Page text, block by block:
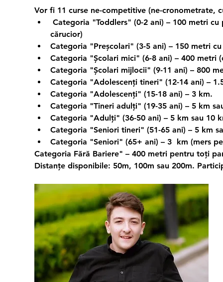
Vor fi 11 curse ne-competitive (ne-cronometrate,
Categoria "Toddlers" (0-2 ani) – 100 metri
cărucior)
Categoria "Preșcolari" (3-5 ani) – 150 metri
Categoria "Școlari mici" (6-8 ani) – 400
Categoria "Școlari mijlocii" (9-11 ani) – 800
Categoria "Adolescenți tineri" (12-14 ani) –
Categoria "Adolescenți" (15-18 ani) – 3 km.
Categoria "Tineri adulți" (19-35 ani) – 5 km
Categoria "Adulți" (36-50 ani) – 5 km sau 10
Categoria "Seniori tineri" (51-65 ani) – 5 km
Categoria "Seniori" (65+ ani) – 3  km (mers
Categoria Fără Bariere" – 400 metri pentru toți
Distanțe disponibile: 50m, 100m sau 200m.